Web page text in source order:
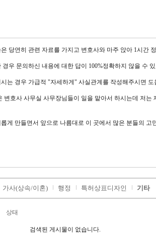
당연히 관련 자료를 가지고 변호사와 마주 앉아 1시간
경우 문의하신 내용에 대한 답이 100%정확하지 않을 수
는 경우 가급적 "자세하게" 사실관계를 작성해주시면 도
변호사 사무실 사무장님들이 일을 맡아서 하시는데 저
게 만들면서 앞으로 나름대로 이 곳에서 많은 분들의
가사(상속/이혼) 행정 특허상표디자인 기타
상태
검색된 게시물이 없습니다.